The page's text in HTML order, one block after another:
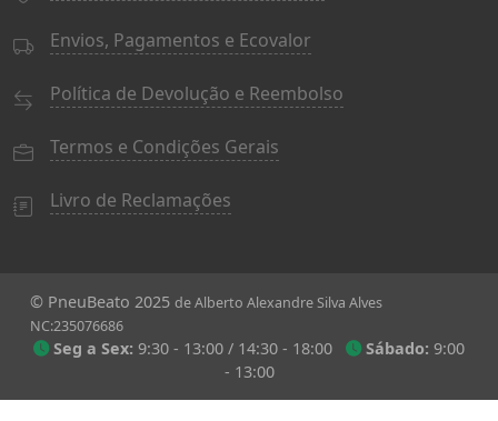
Envios, Pagamentos e Ecovalor
Política de Devolução e Reembolso
Termos e Condições Gerais
Livro de Reclamações
© PneuBeato 2025 de Alberto Alexandre Silva Alves
NC:235076686
Seg a Sex: 9:30 - 13:00 / 14:30 - 18:00 Sábado: 9:00
- 13:00